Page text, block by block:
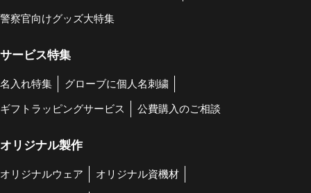
警察官向けグッズ大特集
サービス特集
名入れ特集 グローブに個人名刺繍
ギフトラッピングサービス 公費購入のご相談
オリジナル製作
オリジナルウェア オリジナル資機材